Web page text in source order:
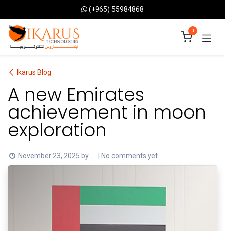
(+965) 55984868
0
Ikarus Blog
A new Emirates
achievement in moon
exploration
November 23, 2025 by | No comments yet